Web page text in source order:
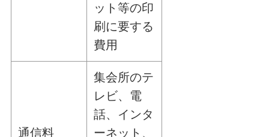
ット等の印
刷に要する
費用
通信料
集会所のテ
レビ、電
話、インタ
ーネット、